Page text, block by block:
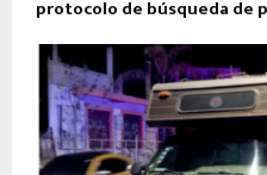
protocolo de búsqueda de